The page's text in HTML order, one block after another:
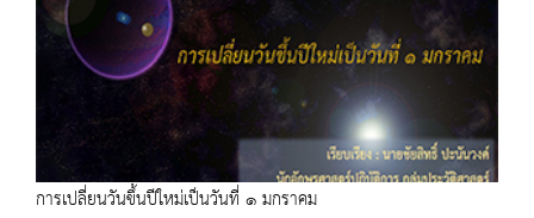
การเปลี่ยนวันขึ้นปีใหม่เป็นวันที่ ๑ มกราคม